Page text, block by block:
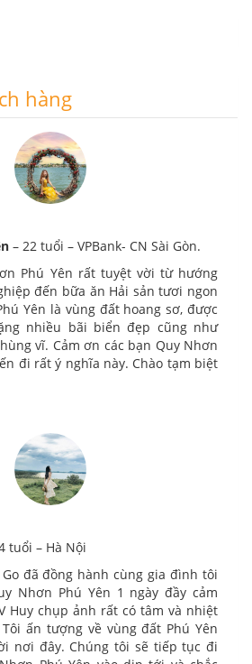
hàng
– 22 tuổi – VPBank- CN Sài Gòn.
Phú Yên rất tuyệt vời từ hướng
đến bữa ăn Hải sản tươi ngon
Yên là vùng đất hoang sơ, được
nhiều bãi biển đẹp cũng như
vĩ. Cảm ơn các bạn Quy Nhơn
đi rất ý nghĩa này. Chào tạm biệt
tuổi – Hà Nội
đã đồng hành cùng gia đình tôi
Nhơn Phú Yên 1 ngày đầy cảm
Huy chụp ảnh rất có tâm và nhiệt
ấn tượng về vùng đất Phú Yên
nơi đây. Chúng tôi sẽ tiếp tục đi